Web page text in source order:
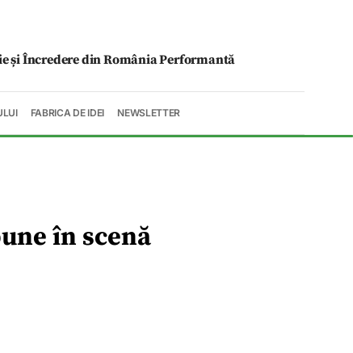
și Încredere din România Performantă
FABRICA DE IDEI NEWSLETTER
în scenă